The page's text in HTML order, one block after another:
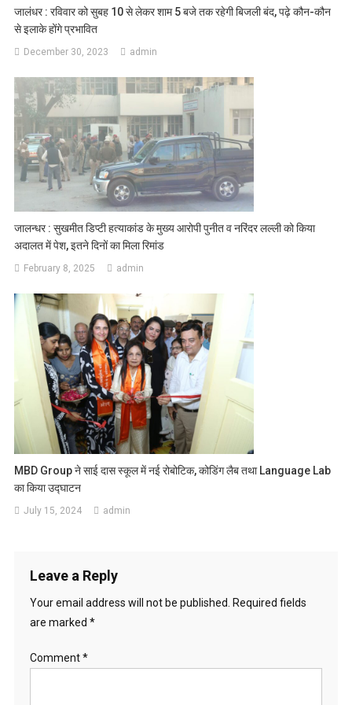
जालंधर : रविवार को सुबह 10 से लेकर शाम 5 बजे तक रहेगी बिजली बंद, पढ़े कौन-कौन
से इलाके होंगे प्रभावित
December 30, 2023 admin
जालन्धर : सुखमीत डिप्टी हत्याकांड के मुख्य आरोपी पुनीत व नरिंदर लल्ली को किया
अदालत में पेश, इतने दिनों का मिला रिमांड
February 8, 2025 admin
MBD Group ने साई दास स्कूल में नई रोबोटिक, कोडिंग लैब तथा Language Lab
का किया उद्घाटन
July 15, 2024 admin
Leave a Reply
Your email address will not be published.
Required fields
are marked *
Comment*